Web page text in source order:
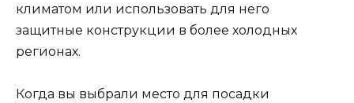
климатом или использовать для него
защитные конструкции в более холодных
регионах.
Когда вы выбрали место для посадки